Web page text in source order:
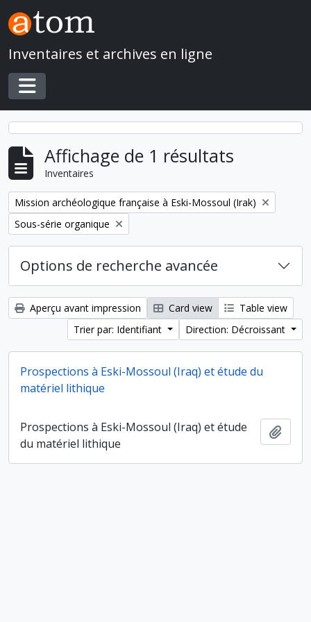
Skip to main content
Inventaires et archives en ligne
Toggle navigation
Affichage de 1 résultats
Inventaires
Remove filter:
Mission archéologique française à Eski-Mossoul (Irak)
Remove filter:
Sous-série organique
Options de recherche avancée
Aperçu avant impression Card view
Table view
Trier par: Identifiant
Direction: Décroissant
Prospections à Eski-Mossoul (Iraq) et étude du
matériel lithique
Prospections à Eski-Mossoul (Iraq) et étude
du matériel lithique